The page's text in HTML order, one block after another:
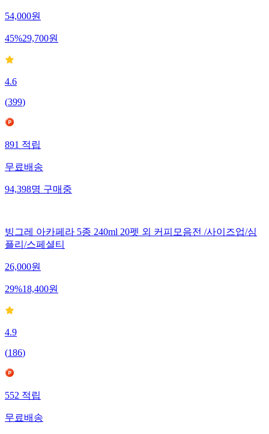
54,000원
45%29,700원
4.6
(399)
891 적립
무료배송
94,398명 구매중
빙그레 아카페라 5종 240ml 20펫 외 커피모음전 /사이즈업/심
플리/스페셜티
26,000원
29%18,400원
4.9
(186)
552 적립
무료배송